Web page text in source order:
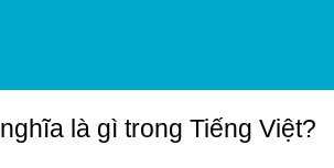
nghĩa là gì trong Tiếng Việt?